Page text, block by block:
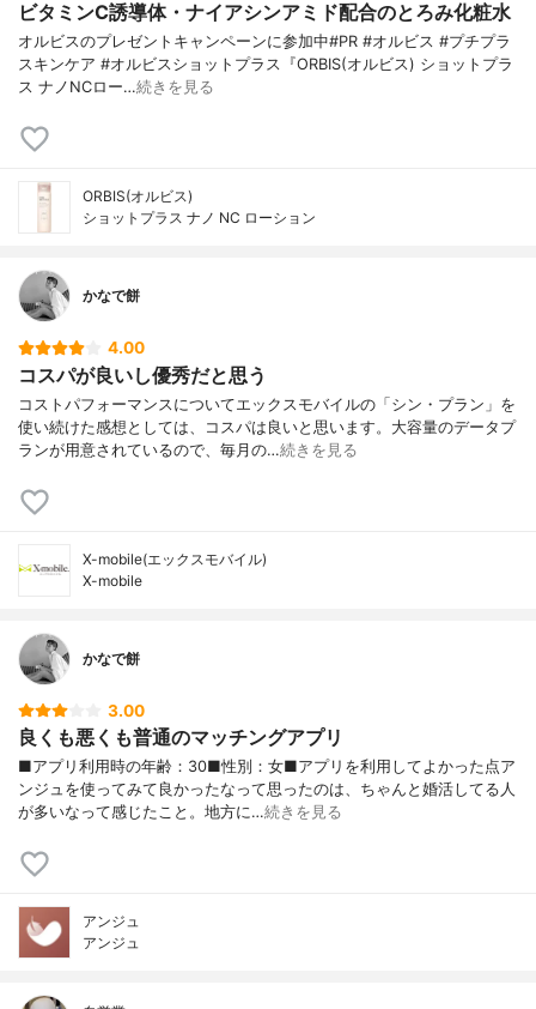
ビタミンC誘導体・ナイアシンアミド配合のとろみ化粧水
オルビスのプレゼントキャンペーンに参加中#PR #オルビス #プチプラ
スキンケア #オルビスショットプラス『ORBIS(オルビス) ショットプラ
ス ナノNCロー…続きを見る
ORBIS(オルビス)
ショットプラス ナノ NC ローション
かなで餅
4.00
コスパが良いし優秀だと思う
コストパフォーマンスについてエックスモバイルの「シン・プラン」を
使い続けた感想としては、コスパは良いと思います。大容量のデータプ
ランが用意されているので、毎月の…続きを見る
X-mobile(エックスモバイル)
X-mobile
かなで餅
3.00
良くも悪くも普通のマッチングアプリ
■アプリ利用時の年齢：30■性別：女■アプリを利用してよかった点ア
ンジュを使ってみて良かったなって思ったのは、ちゃんと婚活してる人
が多いなって感じたこと。地方に…続きを見る
アンジュ
アンジュ